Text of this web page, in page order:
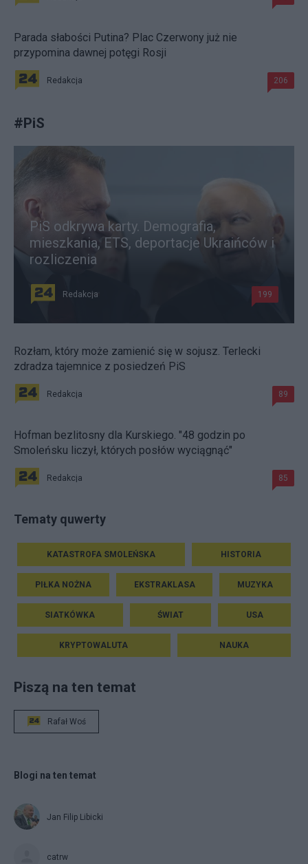
Parada słabości Putina? Plac Czerwony już nie
przypomina dawnej potęgi Rosji
Redakcja 206
#PiS
PiS odkrywa karty. Demografia,
mieszkania, ETS, deportacje Ukraińców i
rozliczenia
Redakcja 199
Rozłam, który może zamienić się w sojusz. Terlecki
zdradza tajemnice z posiedzeń PiS
Redakcja 89
Hofman bezlitosny dla Kurskiego. "48 godzin po
Smoleńsku liczył, których posłów wyciągnąć"
Redakcja 85
Tematy quwerty
KATASTROFA SMOLEŃSKA HISTORIA
PIŁKA NOŻNA EKSTRAKLASA MUZYKA
SIATKÓWKA ŚWIAT USA
KRYPTOWALUTA NAUKA
Piszą na ten temat
Rafał Woś
Blogi na ten temat
Jan Filip Libicki
catrw